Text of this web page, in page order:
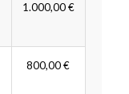
1.000,00 €
800,00 €